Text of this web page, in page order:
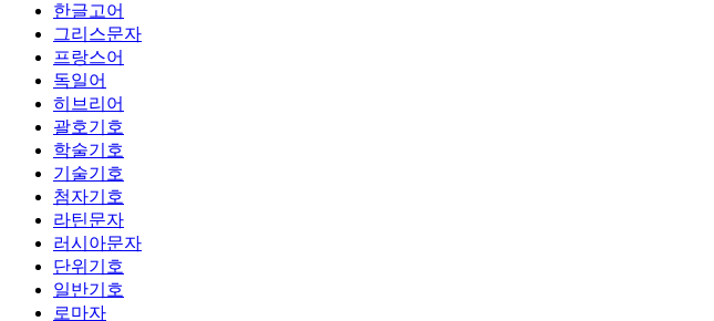
한글고어
그리스문자
프랑스어
독일어
히브리어
괄호기호
학술기호
기술기호
첨자기호
라틴문자
러시아문자
단위기호
일반기호
로마자